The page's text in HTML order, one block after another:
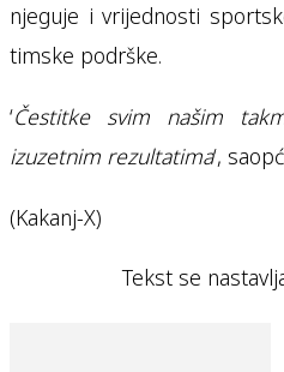
njeguje i vrijednosti
timske podrške.
‘Čestitke svim našim
izuzetnim rezultatima‘,
(Kakanj-X)
Tekst se